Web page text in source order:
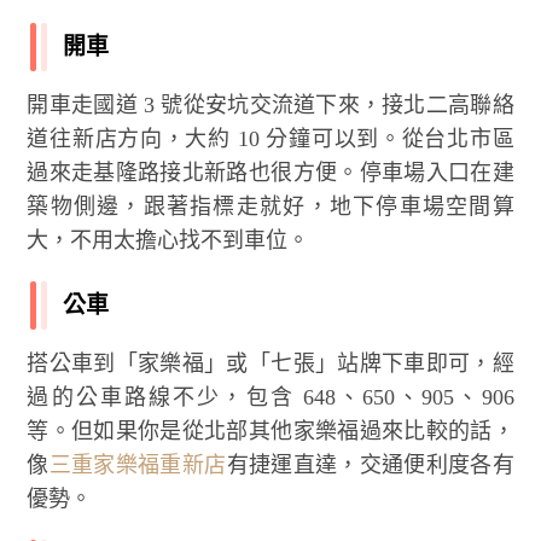
開車
開車走國道 3 號從安坑交流道下來，接北二高聯絡
道往新店方向，大約 10 分鐘可以到。從台北市區
過來走基隆路接北新路也很方便。停車場入口在建
築物側邊，跟著指標走就好，地下停車場空間算
大，不用太擔心找不到車位。
公車
搭公車到「家樂福」或「七張」站牌下車即可，經
過的公車路線不少，包含 648、650、905、906
等。但如果你是從北部其他家樂福過來比較的話，
像三重家樂福重新店有捷運直達，交通便利度各有
優勢。